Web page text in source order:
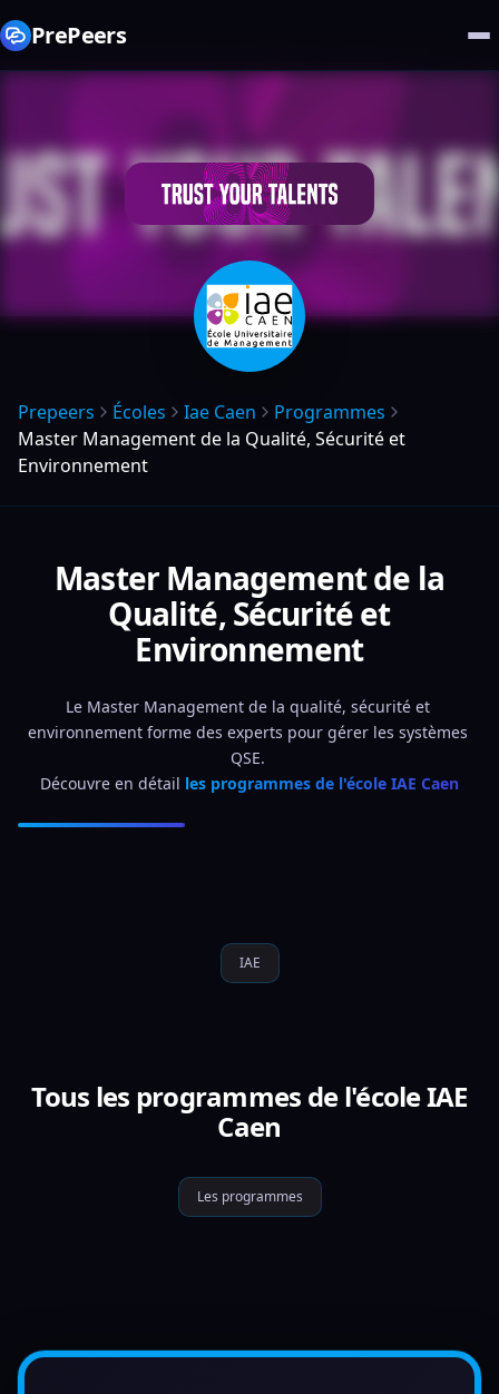
PrePeers
Prepeers Écoles Iae Caen
Programmes
Master Management de la Qualité, Sécurité et
Environnement
Master Management de la
Qualité, Sécurité et
Environnement
Le Master Management de la qualité, sécurité et
environnement forme des experts pour gérer les systèmes
QSE.
Découvre en détail les programmes de l'école IAE Caen
IAE
Tous les programmes de l'école IAE
Caen
Les programmes